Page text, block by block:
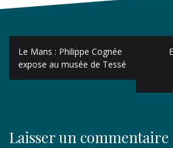
Navigation
de
l’article
Le Mans : Philippe Cognée
expose au musée de Tessé
Laisser un commentaire